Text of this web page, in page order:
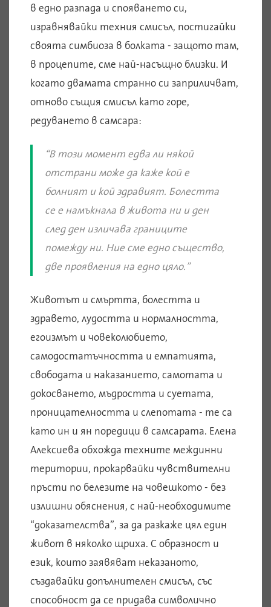
в едно разпада и спояването си,
изравнявайки техния смисъл, постигайки
своята симбиоза в болката - защото там,
в процепите, сме най-насъщно близки. И
когато двамата странно си заприличват,
отново същия смисъл като горе,
редуването в самсара:
“В този момент едва ли някой
отстрани може да каже кой е
болният и кой здравият. Болестта
се е намъкнала в живота ни и ден
след ден изличава границите
помежду ни. Ние сме едно същество,
две проявления на едно цяло.”
Животът и смъртта, болестта и
здравето, лудостта и нормалността,
егоизмът и човеколюбието,
самодостатъчността и емпатията,
свободата и наказанието, самотата и
докосването, мъдростта и суетата,
проницателността и слепотата - те са
като ин и ян поредици в самсарата. Елена
Алексиева обхожда техните междинни
територии, прокарвайки чувствителни
пръсти по белезите на човешкото - без
излишни обяснения, с най-необходимите
“доказателства”, за да разкаже цял един
живот в няколко щриха. С образност и
език, които заявяват неказаното,
създавайки допълнителен смисъл, със
способност да се придава символично